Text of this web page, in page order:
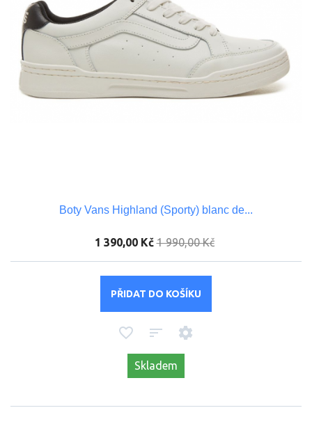
Boty Vans Highland (Sporty) blanc de...
1 390,00 Kč 1 990,00 Kč
PŘIDAT DO KOŠÍKU
Skladem